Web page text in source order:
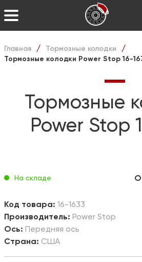
Главная / Тормозные колодки /
Тормозные колодки Power Stop 16-
Тормозные
Power Stop
На складе
Код товара: 16-1633
Производитель: Power Stop
Ось: Передняя ось
Страна: США